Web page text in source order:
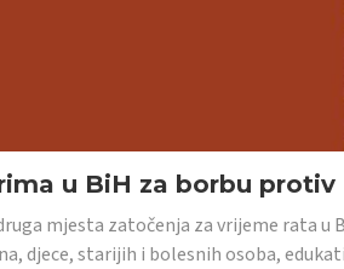
u BiH za borbu
mjesta zatočenja za vrijeme rata u
djece, starijih i bolesnih osoba,